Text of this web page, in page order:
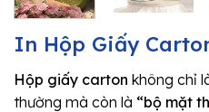
In Hộp Giấy
Hộp giấy carton không chỉ
thường mà còn là “bộ mặt